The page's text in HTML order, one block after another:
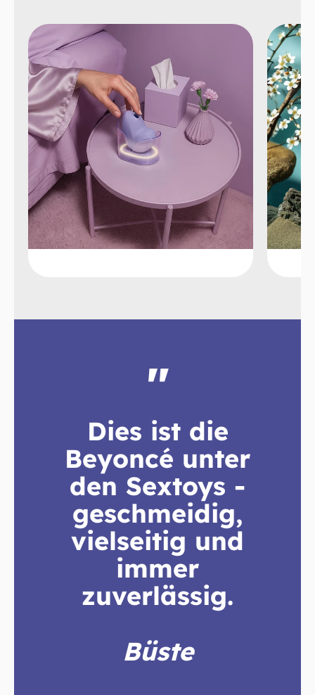
"
Dies ist die
Beyoncé unter
den Sextoys -
geschmeidig,
vielseitig und
immer
zuverlässig.
Büste